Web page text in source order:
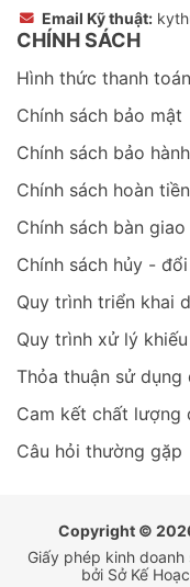
Email Kỹ thuật:
CHÍNH SÁCH
Hình thức thanh toán
Chính sách bảo mật
Chính sách bảo hành
Chính sách hoàn tiền
Chính sách bàn giao
Chính sách hủy -
Quy trình triển khai
Quy trình xử lý
Thỏa thuận sử dụng
Cam kết chất lượng
Câu hỏi thường gặp
Copyright ©
Giấy phép kinh
bởi Sở Kế